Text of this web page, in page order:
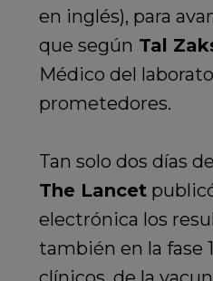
en inglés), para
que según Tal
Médico del
prometedores.
Tan solo dos días
The Lancet
electrónica los
también en la fase